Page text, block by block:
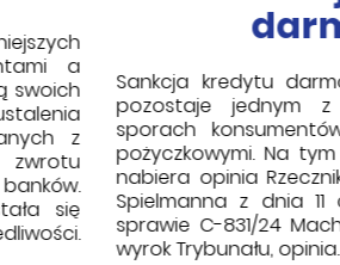
od pewnego czasu
z ważniejszych tematów w
z bankami i instytucjami
tym tle szczególnego znaczenia
Generalnego TSUE Deana
11 czerwca 2026 r. wydana w
Choć nie jest to jeszcze